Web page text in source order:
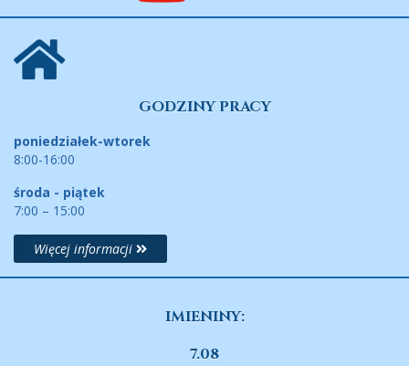
GODZINY PRACY
poniedziałek-wtorek
8:00-16:00
środa - piątek
7:00 – 15:00
Więcej informacji
IMIENINY:
7.08